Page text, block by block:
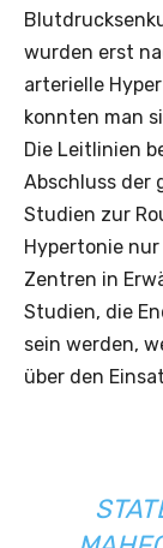
wurden erst
arterielle
konnten man
Die Leitlinien
Abschluss der
Studien zur
Hypertonie
Zentren in
Studien, die
sein werden,
über den